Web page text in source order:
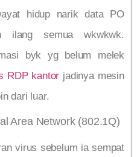
hidup narik data PO
ilang semua wkwkwk.
byk yg belum melek
RDP kantor jadinya mesin
dari luar.
Area Network (802.1Q)
virus sebelum ia sempat